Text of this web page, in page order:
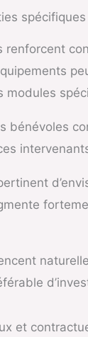
renforcent
modules
bénévoles
et